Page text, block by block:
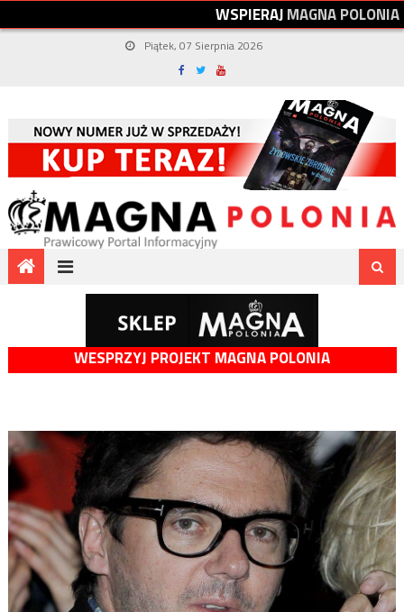
WSPIERAJMAGNAPOLONIA
Piątek, 07 Sierpnia 2026
WESPRZYJ PROJEKT MAGNA POLONIA